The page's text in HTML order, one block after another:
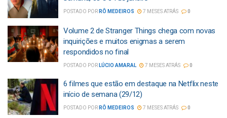
POSTADO POR RÔ MEDEIROS 7 MESES ATRÁS 0
Volume 2 de Stranger Things chega com novas
inquirições e muitos enigmas a serem
respondidos no final
POSTADO POR LÚCIO AMARAL 7 MESES ATRÁS 0
6 filmes que estão em destaque na Netflix neste
início de semana (29/12)
POSTADO POR RÔ MEDEIROS 7 MESES ATRÁS 0